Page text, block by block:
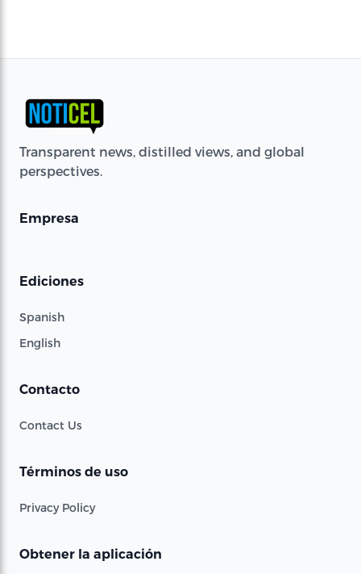
Transparent news, distilled views, and global
perspectives.
Empresa
Ediciones
Spanish
English
Contacto
Contact Us
Términos de uso
Privacy Policy
Obtener la aplicación